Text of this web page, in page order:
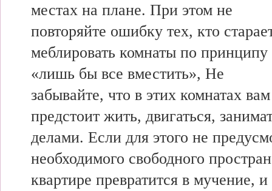
местах на плане. При этом не
повторяйте ошибку тех, кто
меблировать комнаты по принципу
«лишь бы все вместить», Не
забывайте, что в этих комнатах вам
предстоит жить, двигаться,
делами. Если для этого не
необходимого свободного
квартире превратится в мучение,